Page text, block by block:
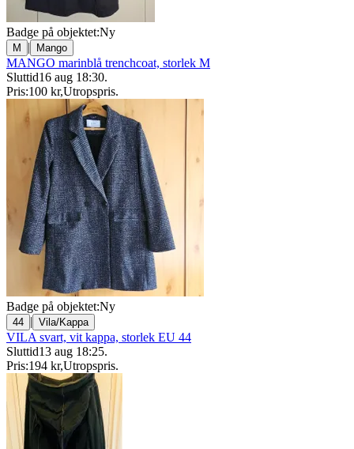
Badge på objektet:Ny
M | Mango
MANGO marinblå trenchcoat, storlek M
Sluttid16 aug 18:30.
Pris:100 kr,Utropspris.
Badge på objektet:Ny
44 | Vila/Kappa
VILA svart, vit kappa, storlek EU 44
Sluttid13 aug 18:25.
Pris:194 kr,Utropspris.